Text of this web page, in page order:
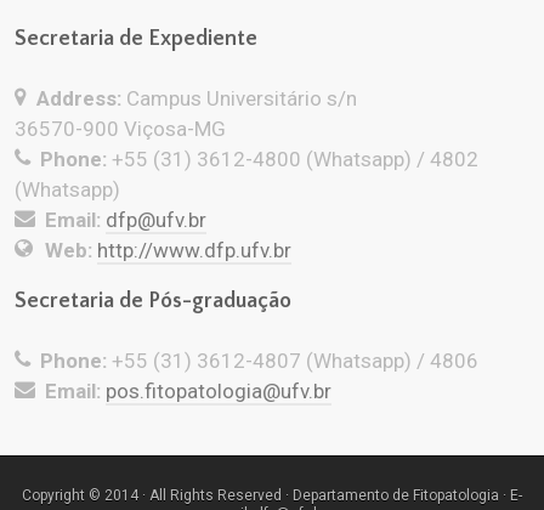
Secretaria de Expediente
Address: Campus Universitário s/n
36570-900 Viçosa-MG
Phone: +55 (31) 3612-4800 (Whatsapp) / 4802
(Whatsapp)
Email: dfp@ufv.br
Web: http://www.dfp.ufv.br
Secretaria de Pós-graduação
Phone: +55 (31) 3612-4807 (Whatsapp) / 4806
Email: pos.fitopatologia@ufv.br
Copyright © 2014 · All Rights Reserved · Departamento de Fitopatologia · E-